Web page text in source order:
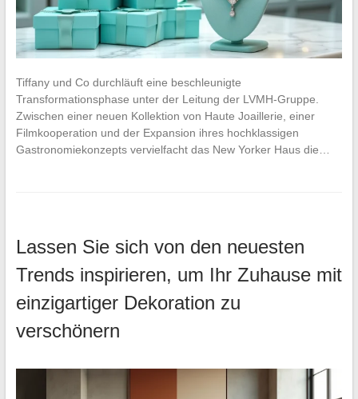
Tiffany und Co durchläuft eine beschleunigte
Transformationsphase unter der Leitung der LVMH-Gruppe.
Zwischen einer neuen Kollektion von Haute Joaillerie, einer
Filmkooperation und der Expansion ihres hochklassigen
Gastronomiekonzepts vervielfacht das New Yorker Haus die…
Lassen Sie sich von den neuesten
Trends inspirieren, um Ihr Zuhause mit
einzigartiger Dekoration zu
verschönern